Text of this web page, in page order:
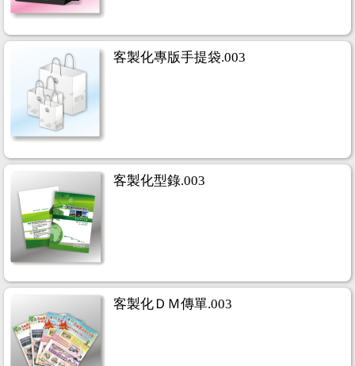
客製化專版手提袋.003
客製化型錄.003
客製化ＤＭ傳單.003